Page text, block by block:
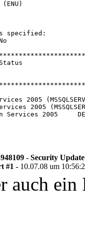
specified:
DEU	 SP2    2005.090.3054.00
DEU	 SP2	 9.00.3054.00
SP2	 9.00.3054.00  x86
3054
- Security
#1 - 10.07.08 um
auch